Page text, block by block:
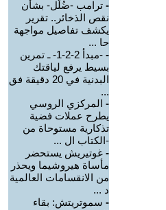
- ترامب -ضُلّل- بشأن
نقص الذخائر.. تقرير
يكشف تفاصيل مواجهة
حا ...
-
-مبدأ 2-2-1- ـ تمرين
بسيط يرفع لياقتك
البدنية في 20 دقيقة فق
...
- المركزي الروسي
يطرح عملات فضية
تذكارية مستوحاة من
-الكتاب ال ...
- غوتيريش يستحضر
مأساة هيروشيما ويحذر
من الانقسامات العالمية
د ...
- سموتريتش: بقاء